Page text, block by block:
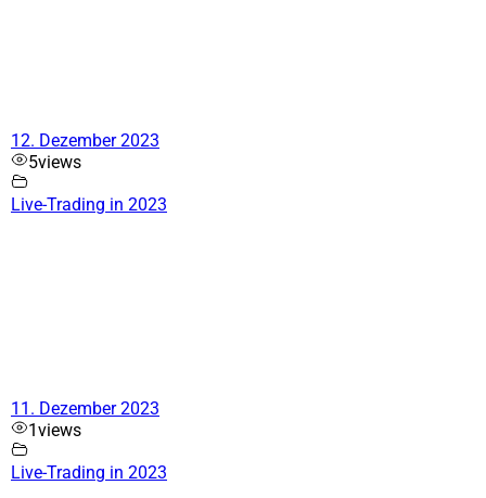
12. Dezember 2023
5views
Live-Trading in 2023
11. Dezember 2023
1views
Live-Trading in 2023